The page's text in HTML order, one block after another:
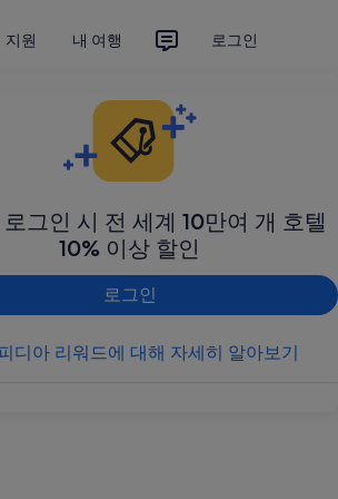
지원 내 여행 로그인
그인 시 전 세계 10만여 개 호텔
10% 이상 할인
로그인
디아 리워드에 대해 자세히 알아보기